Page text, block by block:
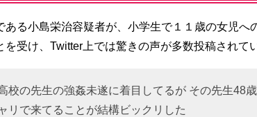
ある小島栄治容疑者が、小学生で１１歳の女児へ
を受け、Twitter上では驚きの声が多数投稿されて
校の先生の強姦未遂に着目してるが その先生48
リで来てることが結構ビックリした